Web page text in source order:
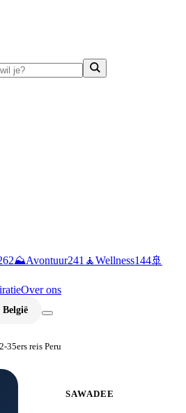
⛰️Avontuur241 🧘Wellness144🚢
Over ons
België
35ers reis Peru
SAWADEE